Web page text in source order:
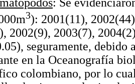
: Se
3): 2001(11),
2002(9), 2003(7),
seguramente, debido
en la Oceanografía
colombiano, por lo